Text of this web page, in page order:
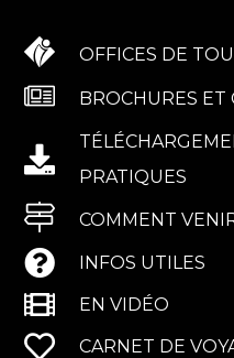
OFFICES DE
BROCHURES ET
PRATIQUES
COMMENT
INFOS UTILES
EN VIDÉO
CARNET DE